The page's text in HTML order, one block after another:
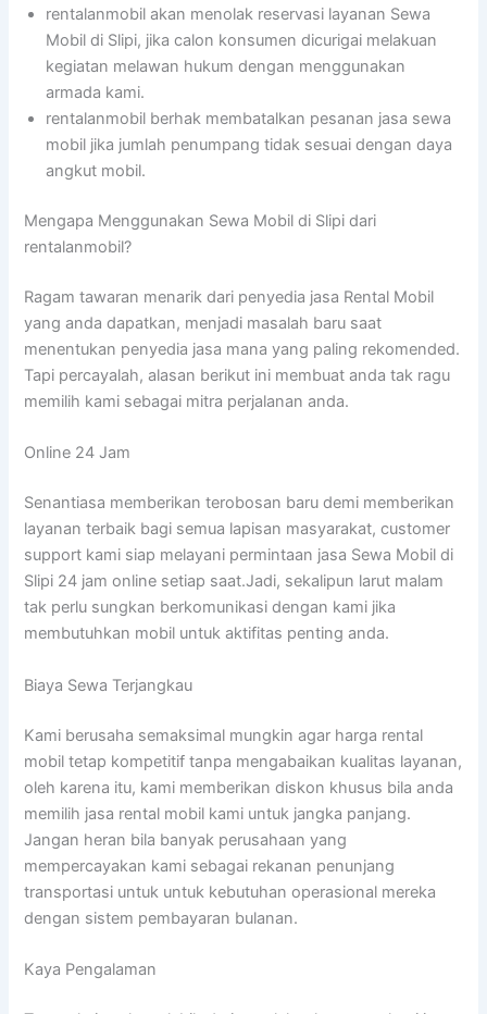
rentalanmobil akan menolak reservasi layanan Sewa
Mobil di Slipi, jika calon konsumen dicurigai melakuan
kegiatan melawan hukum dengan menggunakan
armada kami.
rentalanmobil berhak membatalkan pesanan jasa sewa
mobil jika jumlah penumpang tidak sesuai dengan daya
angkut mobil.
Mengapa Menggunakan Sewa Mobil di Slipi dari
rentalanmobil?
Ragam tawaran menarik dari penyedia jasa Rental Mobil
yang anda dapatkan, menjadi masalah baru saat
menentukan penyedia jasa mana yang paling rekomended.
Tapi percayalah, alasan berikut ini membuat anda tak ragu
memilih kami sebagai mitra perjalanan anda.
Online 24 Jam
Senantiasa memberikan terobosan baru demi memberikan
layanan terbaik bagi semua lapisan masyarakat, customer
support kami siap melayani permintaan jasa Sewa Mobil di
Slipi 24 jam online setiap saat.Jadi, sekalipun larut malam
tak perlu sungkan berkomunikasi dengan kami jika
membutuhkan mobil untuk aktifitas penting anda.
Biaya Sewa Terjangkau
Kami berusaha semaksimal mungkin agar harga rental
mobil tetap kompetitif tanpa mengabaikan kualitas layanan,
oleh karena itu, kami memberikan diskon khusus bila anda
memilih jasa rental mobil kami untuk jangka panjang.
Jangan heran bila banyak perusahaan yang
mempercayakan kami sebagai rekanan penunjang
transportasi untuk untuk kebutuhan operasional mereka
dengan sistem pembayaran bulanan.
Kaya Pengalaman